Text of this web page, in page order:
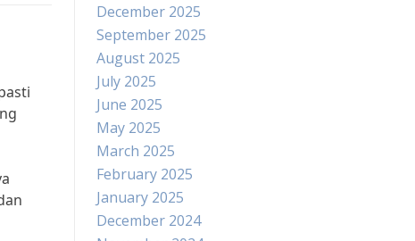
December 2025
September 2025
August 2025
July 2025
June 2025
May 2025
March 2025
February 2025
January 2025
December 2024